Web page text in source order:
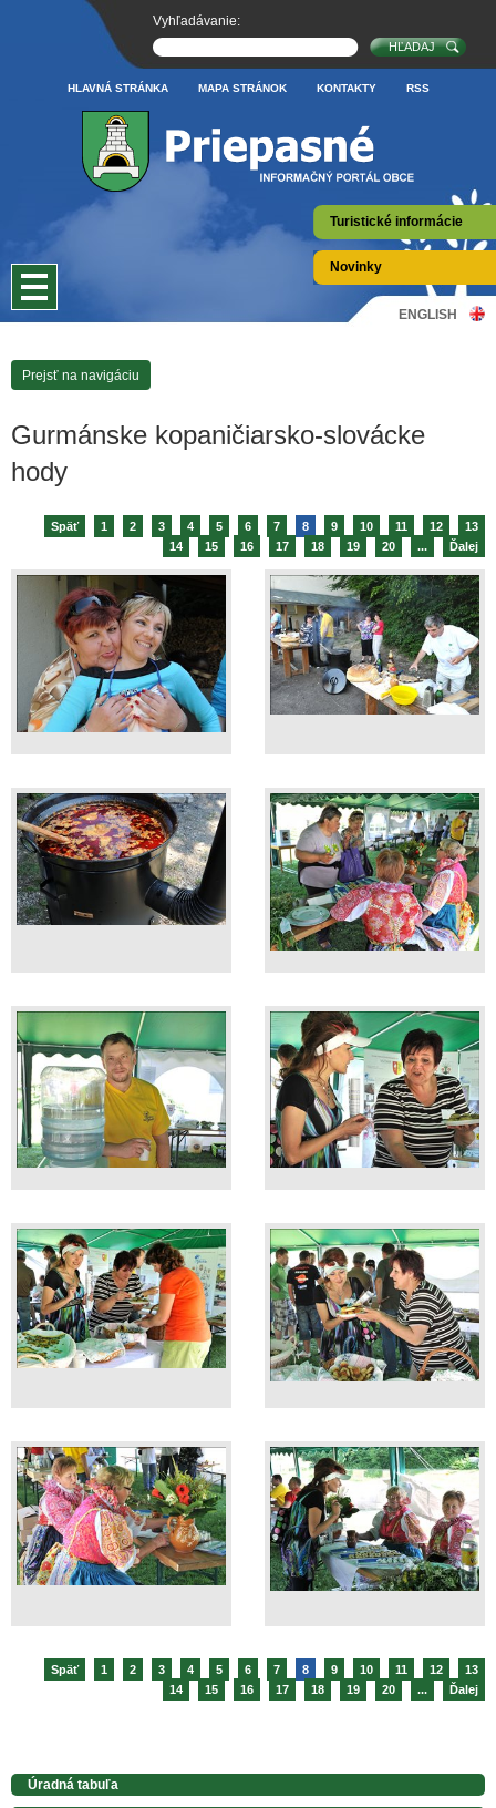
Turistické informácie
Novinky
HLAVNÁ STRÁNKA MAPA STRÁNOK KONTAKTY RSS
Vyhľadávanie:
ENGLISH
Prejsť na navigáciu
Gurmánske kopaničiarsko-slovácke
hody
Späť 1 2 3 4 5 6 7 8 9 10 11 12
13
14
15 16 17 18 19 20 ... Ďalej
Späť 1 2 3 4 5 6 7 8 9 10 11 12
13
14
15 16 17 18 19 20 ... Ďalej
Úradná tabuľa